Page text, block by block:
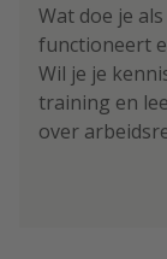
Wat doe je
functioneert
Wil je je
training en
over